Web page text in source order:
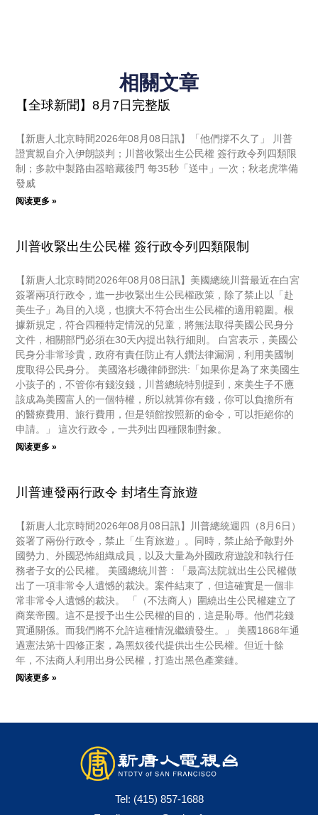
相關文章
【全球新聞】8月7日完整版
【新唐人北京時間2026年08月08日訊】「他們撐不久了」 川普
證實親自介入伊朗談判；川普收緊出生公民權 簽行政令列四類限
制；多款中製路由器暗藏後門 每35秒「送中」一次；秋老虎準備
發威
阅读更多 »
川普收緊出生公民權 簽行政令列四類限制
【新唐人北京時間2026年08月08日訊】美國總統川普最近在白宮
簽署兩項行政令，進一步收緊出生公民權政策，除了禁止以「赴
美生子」為目的入境，也擴大不符合出生公民權的適用範圍。根
據新規定，符合四種特定情況的兒童，將無法取得美國公民身分
文件，相關部門必須在30天內提出執行細則。 白宮表示，美國公
民身分非常珍貴，政府有責任防止有人鑽法律漏洞，利用美國制
度取得公民身分。 美國洛杉磯律師鄧洪:「如果你是為了來美國生
小孩子的，不管你有錢沒錢，川普總統特別提到，來美生子不應
該成為美國富人的一個特權，所以就算你有錢，你可以負擔所有
的醫療費用、旅行費用，但是領館按照新的命令，可以拒絕你的
申請。」 這次行政令，一共列出四種限制對象。
阅读更多 »
川普連發兩行政令 封堵生育旅遊
【新唐人北京時間2026年08月08日訊】川普總統週四（8月6日）
簽署了兩份行政令，禁止「生育旅遊」。同時，禁止給予敵對外
國勢力、外國恐怖組織成員，以及大量為外國政府遊說和執行任
務者子女的公民權。 美國總統川普：「最高法院就出生公民權做
出了一項非常令人遺憾的裁決。案件結束了，但這確實是一個非
常非常令人遺憾的裁決。 「（不法商人）圍繞出生公民權建立了
商業帝國。這不是授予出生公民權的目的，這是恥辱。他們花錢
買通關係。而我們將不允許這種情況繼續發生。」 美國1868年通
過憲法第十四修正案，為黑奴後代提供出生公民權。但近十餘
年，不法商人利用出身公民權，打造出黑色產業鏈。
阅读更多 »
Tel: (415) 857-1688